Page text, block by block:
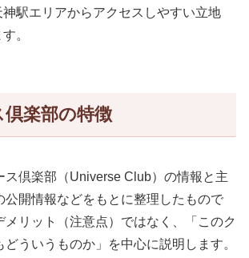
駅エリアからアクセスしやすい立地
。
楽部の特徴
ス倶楽部（Universe Club）の情報と主
公開情報などをもとに整理したもので
メリット（注意点）ではなく、「このク
ういうものか」を中心に説明します。